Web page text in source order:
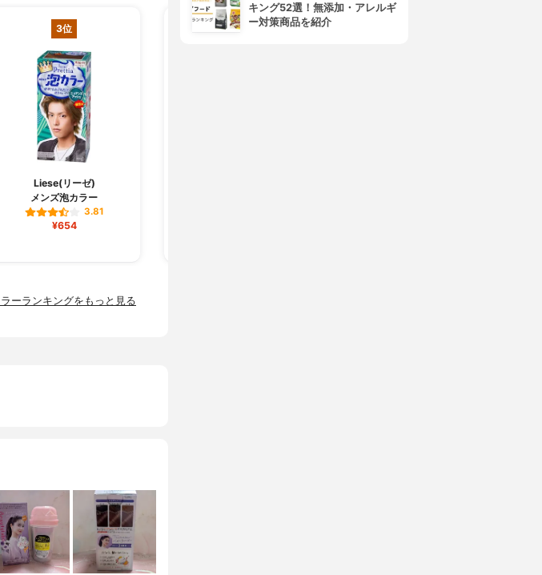
3位
Liese(リーゼ)
メンズ泡カラー
3.81
¥654
4位
ーランキングをもっと見る
キング52選！無添加・アレルギ
ー対策商品を紹介